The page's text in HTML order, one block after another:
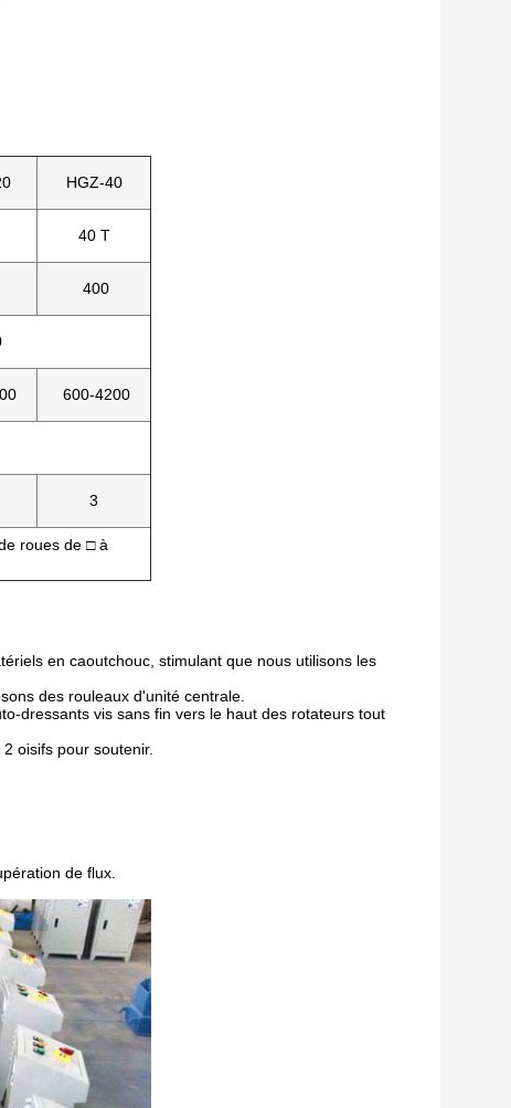
HGZ-40
40 T
400
600-4200
3
roues de □ à
en caoutchouc, stimulant que nous utilisons les
des rouleaux d'unité centrale.
dressants vis sans fin vers le haut des rotateurs tout
oisifs pour soutenir.
de flux.